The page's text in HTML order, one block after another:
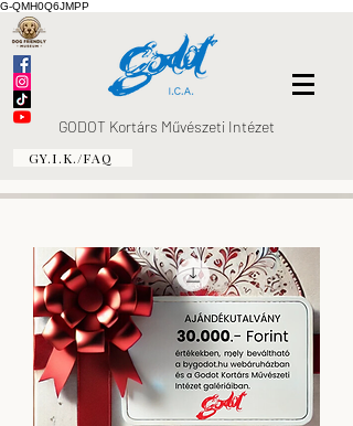
G-QMH0Q6JMPP
GODOT Kortárs Művészeti Intézet
GY.I.K./FAQ